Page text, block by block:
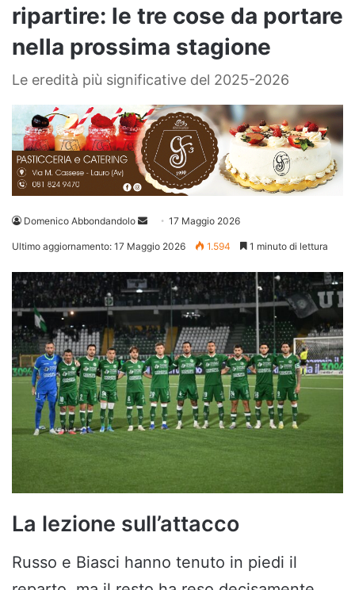
ripartire: le tre cose da portare
nella prossima stagione
Le eredità più significative del 2025-2026
Domenico Abbondandolo
Invia 17 Maggio 2026
Ultimo aggiornamento: 17 Maggio 2026 1.594 1 minuto di lettura
La lezione sull’attacco
Russo e Biasci hanno tenuto in piedi il